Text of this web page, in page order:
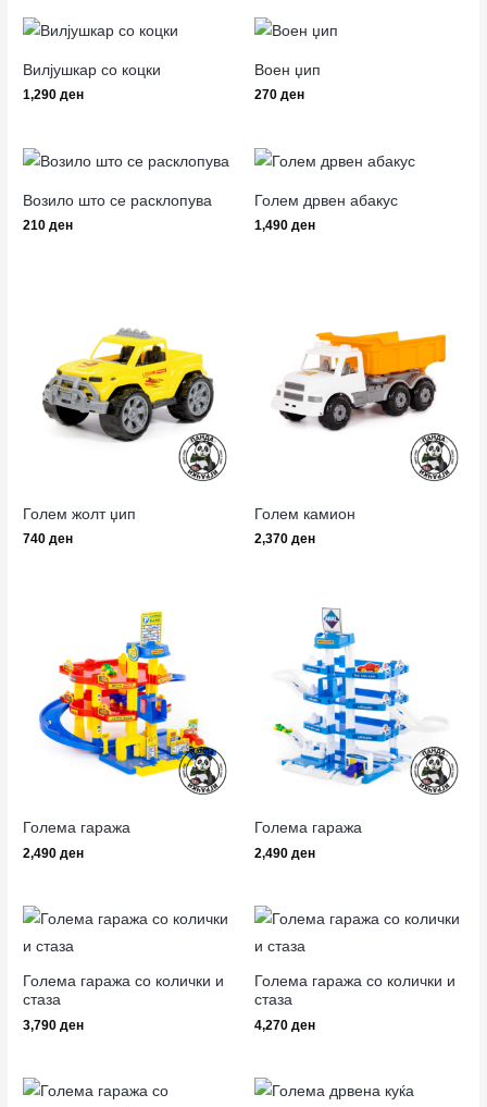
Вилјушкар со коцки
1,290ден
Воен џип
270 ден
Возило што се расклопува
210ден
Голем дрвен абакус
1,490 ден
Голем жолт џип
740ден
Голем камион
2,370 ден
Голема гаража
2,490ден
Голема гаража
2,490 ден
Голема гаража со колички и
стаза
3,790ден
Голема гаража со колички и
стаза
4,270 ден